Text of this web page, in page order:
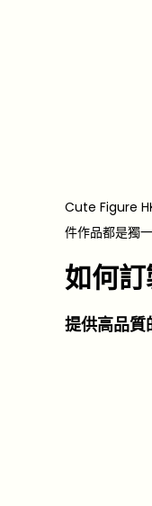
Cute Figure
件作品都是獨
如何
提供高品質